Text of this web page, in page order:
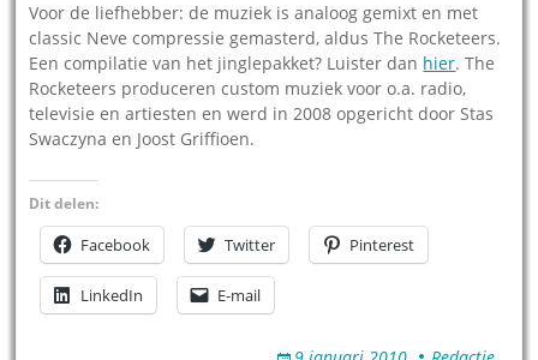
Voor de liefhebber: de muziek is analoog gemixt en met
classic Neve compressie gemasterd, aldus The Rocketeers.
Een compilatie van het jinglepakket? Luister dan hier. The
Rocketeers produceren custom muziek voor o.a. radio,
televisie en artiesten en werd in 2008 opgericht door Stas
Swaczyna en Joost Griffioen.
Dit delen:
Facebook Twitter Pinterest
LinkedIn E-mail